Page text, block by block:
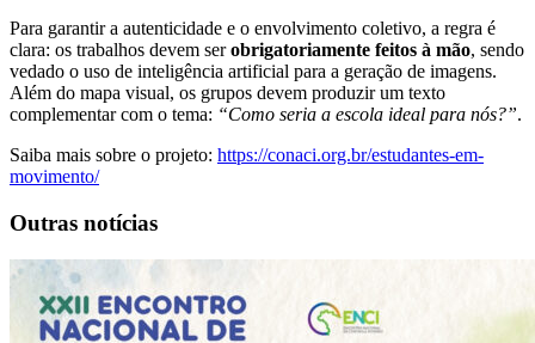
Para garantir a autenticidade e o envolvimento coletivo, a regra é
clara: os trabalhos devem serobrigatoriamente feitos à mão, sendo
vedado o uso de inteligência artificial para a geração de imagens.
Além do mapa visual, os grupos devem produzir um texto
complementar com o tema: “Como seria a escola ideal para nós?”.
Saiba mais sobre o projeto: https://conaci.org.br/estudantes-em-
movimento/
Outras notícias